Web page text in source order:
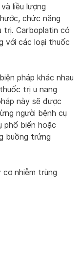
liều lượng
chức năng
trị. Carboplatin có
với các loại thuốc
pháp khác nhau
trị u nang
này sẽ được
người bệnh cụ
phổ biến hoặc
buồng trứng
nhiễm trùng